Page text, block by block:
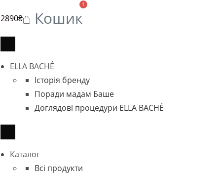
2890₴
1
Кошик
ELLA BACHÉ
Історія бренду
Поради мадам Баше
Доглядові процедури ELLA BACHÉ
Каталог
Всі продукти